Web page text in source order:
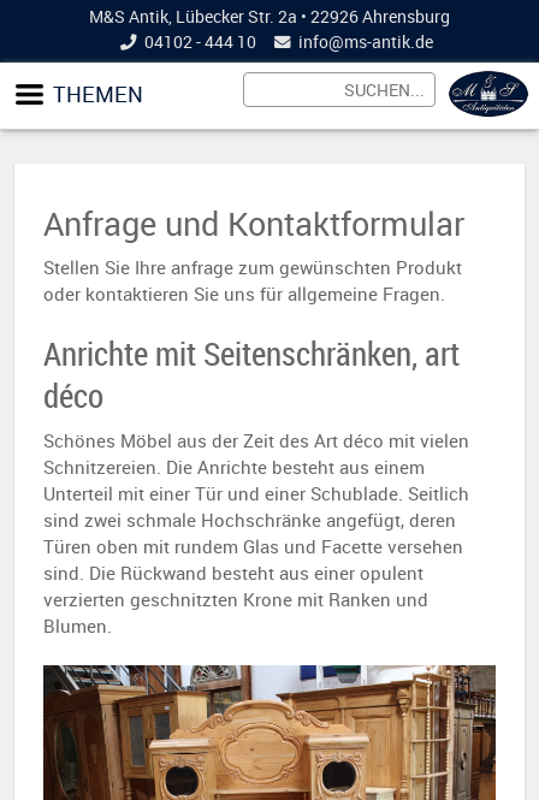
M&S Antik, Lübecker Str. 2a • 22926 Ahrensburg
04102 - 444 10
info@ms-antik.de
THEMEN
Anfrage und Kontaktformular
Stellen Sie Ihre anfrage zum gewünschten Produkt
oder kontaktieren Sie uns für allgemeine Fragen.
Anrichte mit Seitenschränken, art
déco
Schönes Möbel aus der Zeit des Art déco mit vielen
Schnitzereien. Die Anrichte besteht aus einem
Unterteil mit einer Tür und einer Schublade. Seitlich
sind zwei schmale Hochschränke angefügt, deren
Türen oben mit rundem Glas und Facette versehen
sind. Die Rückwand besteht aus einer opulent
verzierten geschnitzten Krone mit Ranken und
Blumen.